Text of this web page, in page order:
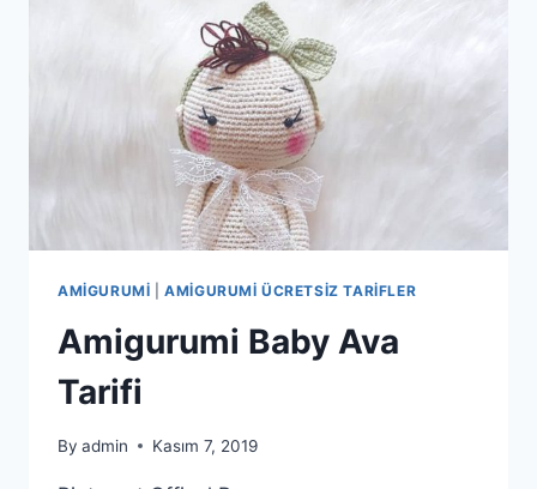
AMIGURUMI |AMIGURUMI ÜCRETSIZ TARIFLER
Amigurumi Baby Ava
Tarifi
By admin Kasım 7, 2019